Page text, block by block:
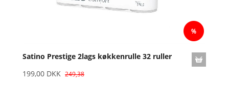
Satino Prestige 2lags køkkenrulle 32 ruller
199,00 DKK 249,38